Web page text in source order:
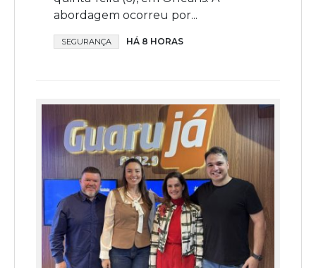
abordagem ocorreu por...
SEGURANÇA HÁ 8 HORAS